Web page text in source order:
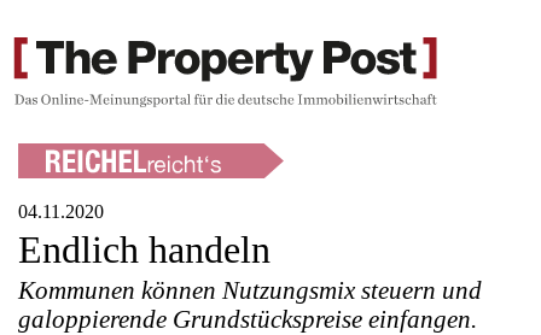
04.11.2020
Endlich handeln
Kommunen können Nutzungsmix steuern und
galoppierende Grundstückspreise einfangen.